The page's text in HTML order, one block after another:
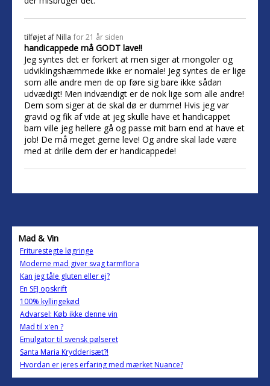
tilføjet af Nilla for 21 år siden
handicappede må GODT lave!!
Jeg syntes det er forkert at men siger at mongoler og
udviklingshæmmede ikke er nomale! Jeg syntes de er lige
som alle andre men de op føre sig bare ikke sådan
udvædigt! Men indvændigt er de nok lige som alle andre!
Dem som siger at de skal dø er dumme! Hvis jeg var
gravid og fik af vide at jeg skulle have et handicappet
barn ville jeg hellere gå og passe mit barn end at have et
job! De må meget gerne leve! Og andre skal lade være
med at drille dem der er handicappede!
Mad & Vin
Friturestegte løgringe
Moderne mad giver svag tarmflora
Kan jeg tåle gluten eller ej?
En SEJ opskrift
100% kyllingekød
Advarsel: Køb ikke denne vin
Mad til x'en ?
Emulgator til svensk pølseret
Santa Maria Krydderisæt?!
Hvordan er jeres erfaring med mærket Nuance?